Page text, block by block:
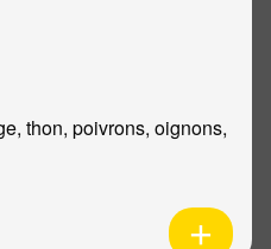
thon, poivrons, oignons,